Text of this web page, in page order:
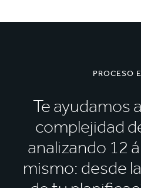
PROCESO
Te ayudamos
complejidad
analizando 12
mismo: desde